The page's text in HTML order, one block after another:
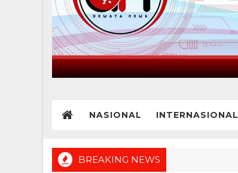
NASIONAL INTERNASIONAL
BREAKING NEWS